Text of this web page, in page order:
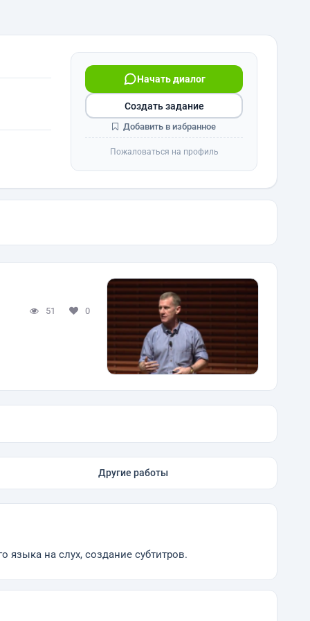
Начать диалог
Создать задание
Добавить в избранное
Пожаловаться на профиль
51 0
Другие работы
языка на слух, создание субтитров.